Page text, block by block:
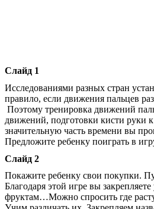
Слайд 1
Исследованиями разных стран
правило, если движения
Поэтому тренировка движений
движений,
значительную часть времени вы
Предложите ребенку поиграть в
Слайд 2
Покажите ребенку свои покупки.
Благодаря этой игре вы
фруктам…Можно спросить где